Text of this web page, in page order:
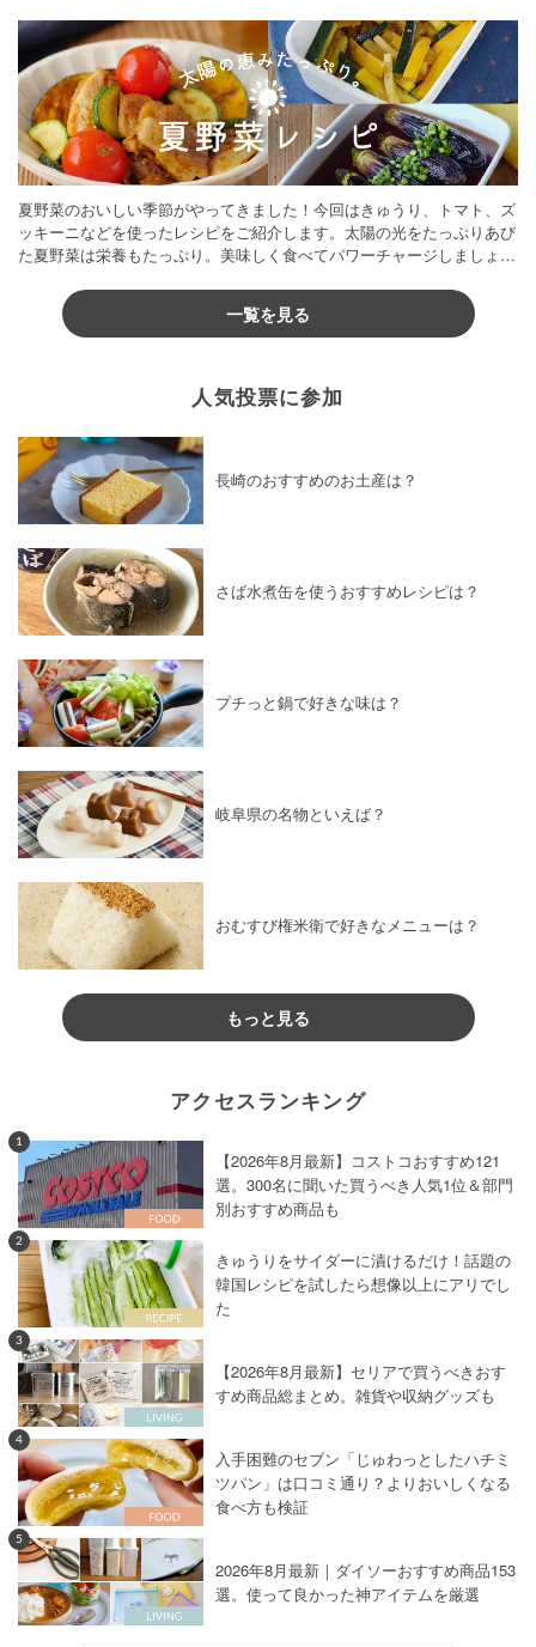
夏野菜のおいしい季節がやってきました！今回はきゅうり、トマト、ズ
ッキーニなどを使ったレシピをご紹介します。太陽の光をたっぷりあび
た夏野菜は栄養もたっぷり。美味しく食べてパワーチャージしましょう
一覧を見る
人気投票に参加
長崎のおすすめのお土産は？
さば水煮缶を使うおすすめレシピは？
プチっと鍋で好きな味は？
岐阜県の名物といえば？
おむすび権米衛で好きなメニューは？
もっと見る
アクセスランキング
1
【2026年8月最新】コストコおすすめ121
選。300名に聞いた買うべき人気1位＆部門
別おすすめ商品も
2
きゅうりをサイダーに漬けるだけ！話題の
韓国レシピを試したら想像以上にアリでし
た
3
【2026年8月最新】セリアで買うべきおす
すめ商品総まとめ。雑貨や収納グッズも
4
入手困難のセブン「じゅわっとしたハチミ
ツパン」は口コミ通り？よりおいしくなる
食べ方も検証
5
2026年8月最新｜ダイソーおすすめ商品153
選。使って良かった神アイテムを厳選